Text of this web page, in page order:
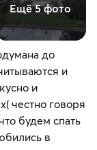
Ещё 5 фото
до
и
и
честно говоря
будем спать
в